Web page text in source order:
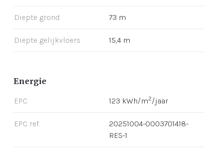
Diepte grond 73 m
Diepte gelijkvloers 15,4 m
Energie
EPC 123 kWh/m2/jaar
EPC ref.
20251004-0003701418-
RES-1